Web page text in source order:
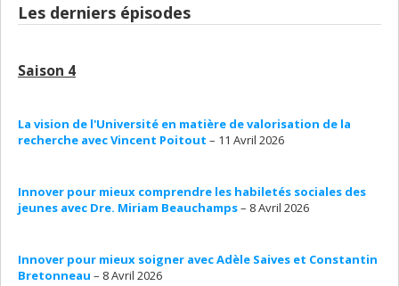
Les derniers épisodes
Saison 4
La vision de l'Université en matière de valorisation de la
recherche avec Vincent Poitout – 11 Avril 2026
Innover pour mieux comprendre les habiletés sociales des
jeunes avec Dre. Miriam Beauchamps– 8 Avril 2026
Innover pour mieux soigner avec Adèle Saives et Constantin
Bretonneau – 8 Avril 2026